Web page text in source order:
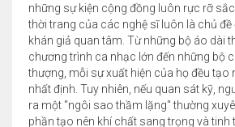
những sự kiện cộng đồng luôn rực rỡ
thời trang của các nghệ sĩ luôn là chủ
khán giả quan tâm. Từ những bộ áo dài
chương trình ca nhạc lớn đến những bộ
thượng, mỗi sự xuất hiện của họ đều tạo
nhất định. Tuy nhiên, nếu quan sát kỹ,
ra một "ngôi sao thầm lặng" thường
phần tạo nên khí chất sang trọng và